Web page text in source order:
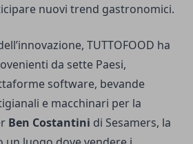
nuovi trend gastronomici.
TUTTOFOOD ha
da sette Paesi,
software, bevande
e macchinari per la
Ben Costantini di Sesamers, la